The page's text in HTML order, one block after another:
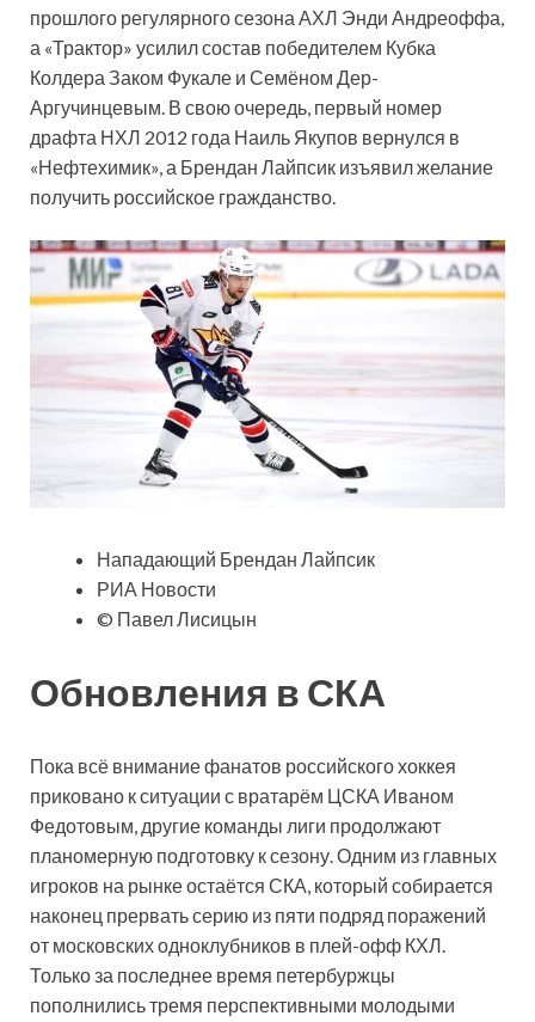
прошлого регулярного сезона АХЛ Энди Андреоффа,
а «Трактор» усилил состав победителем Кубка
Колдера Заком Фукале и Семёном Дер-
Аргучинцевым. В свою очередь, первый номер
драфта НХЛ 2012 года Наиль Якупов вернулся в
«Нефтехимик», а Брендан Лайпсик изъявил желание
получить российское гражданство.
Нападающий Брендан Лайпсик
РИА Новости
© Павел Лисицын
Обновления в СКА
Пока всё внимание фанатов российского хоккея
приковано к ситуации с вратарём ЦСКА Иваном
Федотовым, другие команды лиги продолжают
планомерную подготовку к сезону. Одним из главных
игроков на рынке остаётся СКА, который собирается
наконец прервать серию из пяти подряд поражений
от московских одноклубников в плей-офф КХЛ.
Только за последнее время петербуржцы
пополнились тремя перспективными молодыми